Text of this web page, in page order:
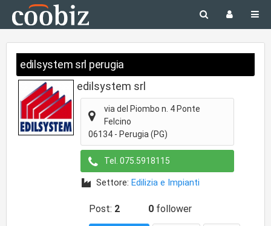
edilsystem srl perugia
edilsystem srl
via del Piombo n. 4 Ponte
Felcino
06134 - Perugia (PG)
Tel. 075.5918115
Settore: Edilizia e Impianti
Post: 2 0 follower